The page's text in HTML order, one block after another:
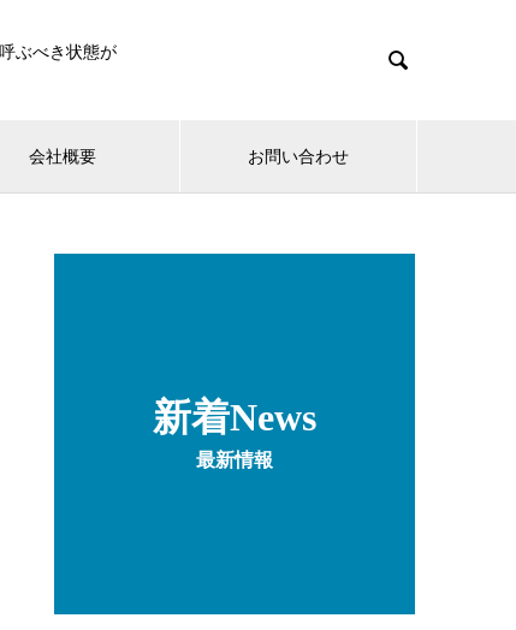
ぶべき状態が

会社概要 お問い合わせ
新着News
最新情報